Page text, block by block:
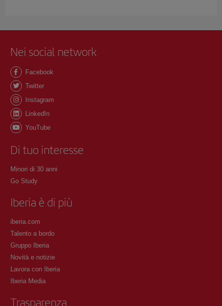
Nei social network
Facebook
Twitter
Instagram
LinkedIn
YouTube
Di tuo interesse
Minori di 30 anni
Go Study
Iberia è di più
iberia.com
Talento a bordo
Gruppo Iberia
Novità e notizie
Lavora con Iberia
Iberia Media
Trasparenza